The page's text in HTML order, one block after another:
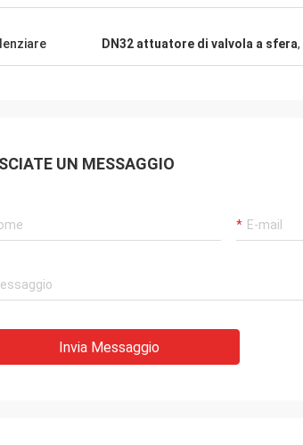
DN32 attuatore di valvola a sfera,
UN MESSAGGIO
Invia Messaggio